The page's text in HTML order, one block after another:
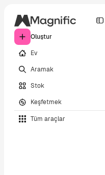
Oluştur
Ev
Aramak
Stok
Keşfetmek
Tüm araçlar